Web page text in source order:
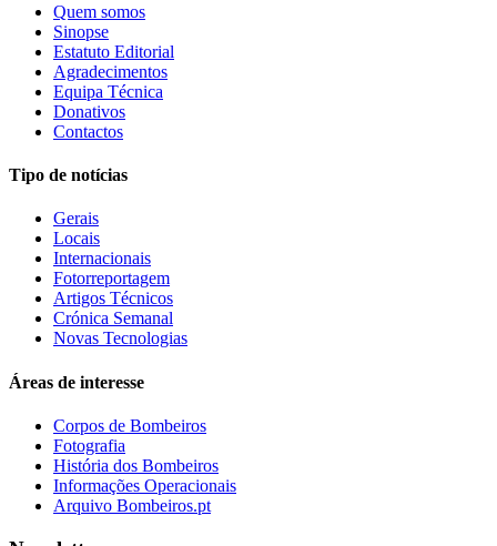
Quem somos
Sinopse
Estatuto Editorial
Agradecimentos
Equipa Técnica
Donativos
Contactos
Tipo de notícias
Gerais
Locais
Internacionais
Fotorreportagem
Artigos Técnicos
Crónica Semanal
Novas Tecnologias
Áreas de interesse
Corpos de Bombeiros
Fotografia
História dos Bombeiros
Informações Operacionais
Arquivo Bombeiros.pt